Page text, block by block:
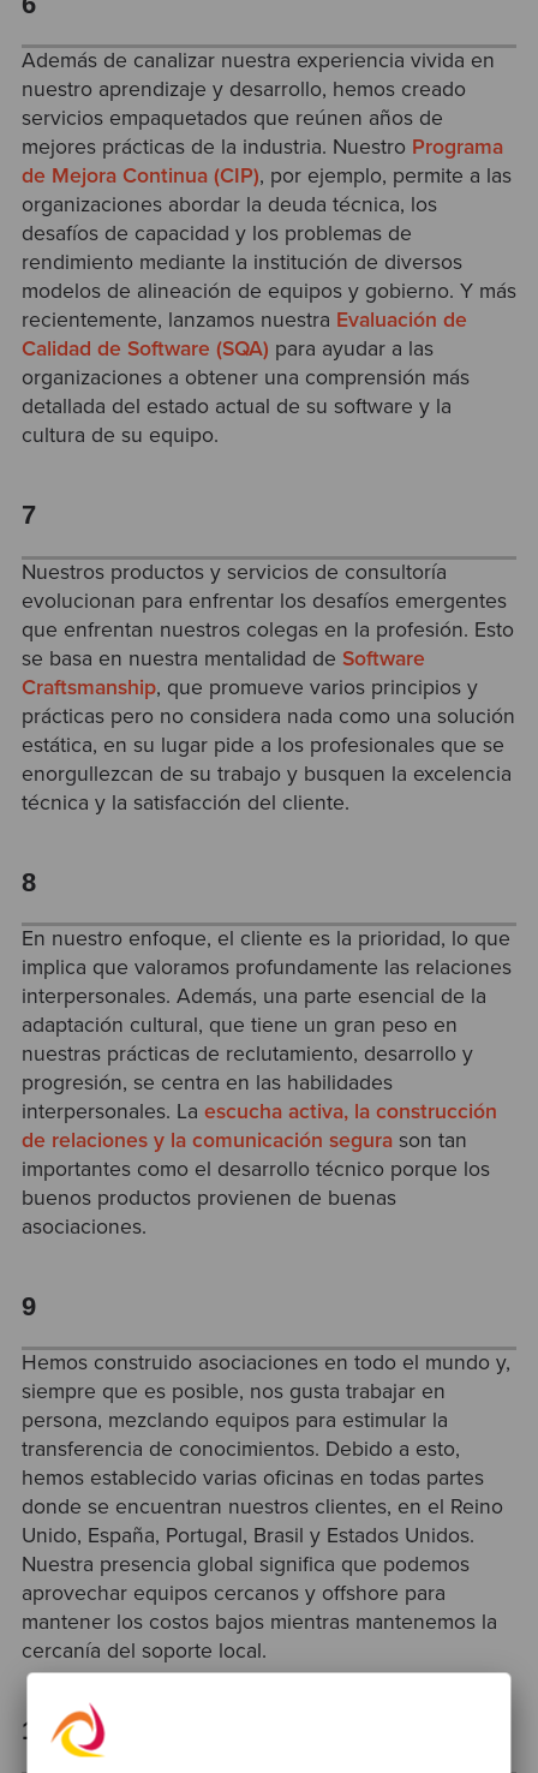
Además de canalizar nuestra experiencia vivida en
nuestro aprendizaje y desarrollo, hemos creado
servicios empaquetados que reúnen años de
mejores prácticas de la industria. Nuestro Programa
de Mejora Continua (CIP), por ejemplo, permite a las
organizaciones abordar la deuda técnica, los
desafíos de capacidad y los problemas de
rendimiento mediante la institución de diversos
modelos de alineación de equipos y gobierno. Y más
recientemente, lanzamos nuestra Evaluación de
Calidad de Software (SQA) para ayudar a las
organizaciones a obtener una comprensión más
detallada del estado actual de su software y la
cultura de su equipo.
7
Nuestros productos y servicios de consultoría
evolucionan para enfrentar los desafíos emergentes
que enfrentan nuestros colegas en la profesión. Esto
se basa en nuestra mentalidad de Software
Craftsmanship, que promueve varios principios y
prácticas pero no considera nada como una solución
estática, en su lugar pide a los profesionales que se
enorgullezcan de su trabajo y busquen la excelencia
técnica y la satisfacción del cliente.
8
En nuestro enfoque, el cliente es la prioridad, lo que
implica que valoramos profundamente las relaciones
interpersonales. Además, una parte esencial de la
adaptación cultural, que tiene un gran peso en
nuestras prácticas de reclutamiento, desarrollo y
progresión, se centra en las habilidades
interpersonales. La escucha activa, la construcción
de relaciones y la comunicación segurason tan
importantes como el desarrollo técnico porque los
buenos productos provienen de buenas
asociaciones.
9
Hemos construido asociaciones en todo el mundo y,
siempre que es posible, nos gusta trabajar en
persona, mezclando equipos para estimular la
transferencia de conocimientos. Debido a esto,
hemos establecido varias oficinas en todas partes
donde se encuentran nuestros clientes, en el Reino
Unido, España, Portugal, Brasil y Estados Unidos.
Nuestra presencia global significa que podemos
aprovechar equipos cercanos y offshore para
mantener los costos bajos mientras mantenemos la
cercanía del soporte local.
10